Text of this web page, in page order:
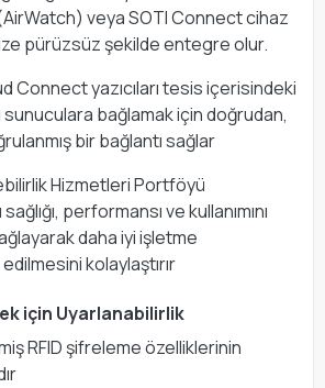
veya SOTI Connect cihaz
pürüzsüz şekilde entegre olur.
Connect yazıcıları tesis içerisindeki
bağlamak için doğrudan,
bir bağlantı sağlar
Hizmetleri Portföyü
performansı ve kullanımını
daha iyi işletme
kolaylaştırır
için Uyarlanabilirlik
RFID şifreleme özelliklerinin